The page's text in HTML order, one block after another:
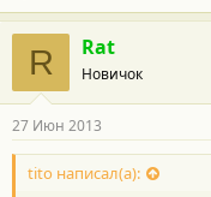
R Rat
Новичок
27 Июн 2013
tito написал(а):